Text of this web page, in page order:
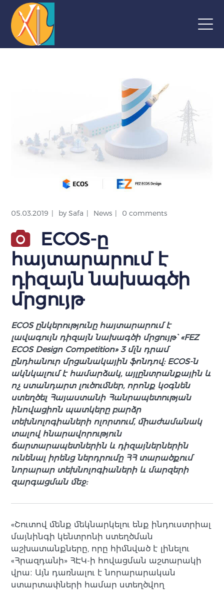
05.03.2019 bySafa News 0 comments
ECOS-ը
հայտարարում է
դիզայն նախագծի
մրցույթ
ECOS ընկերությունը հայտարարում է
լավագույն դիզայն նախագծի մրցույթ` «FEZ
ECOS Design Competition» 3 մլն դրամ
ընդհանուր մրցանակային ֆոնդով: ECOS-ն
ակնկալում է համարձակ, այլընտրանքային և
ոչ ստանդարտ լուծումներ, որոնք կօգնեն
ստեղծել Հայաստանի Հանրապետության
ինովացիոն պատկերը բարձր
տեխնոլոգիաների ոլորտում, միաժամանակ
տալով հնարավորություն
ճարտարապետներին և դիզայներներին
ունենալ իրենց ներդրումը ՀՀ տարածքում
նորարար տեխնոլոգիաների և մարզերի
զարգացման մեջ:
«Շուտով մենք մեկնարկելու ենք ինդուստրիալ
մայնինգի կենտրոնի ստեղծման
աշխատանքները, որը հիմնված է լինելու
«Հրազդանի» ՀԷԿ-ի հովացման աշտարակի
վրա։ Այն դառնալու է նորարարական
ստարտափների համար ստեղծվող